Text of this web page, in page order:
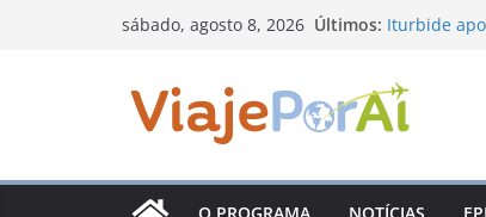
sábado, agosto 8, 2026 Últimos: Iturbide
viagem
Prêmio
tradição